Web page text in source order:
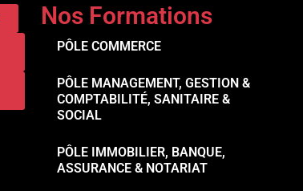
Nos Formations
PÔLE COMMERCE
PÔLE MANAGEMENT, GESTION &
COMPTABILITÉ, SANITAIRE &
SOCIAL
PÔLE IMMOBILIER, BANQUE,
ASSURANCE & NOTARIAT